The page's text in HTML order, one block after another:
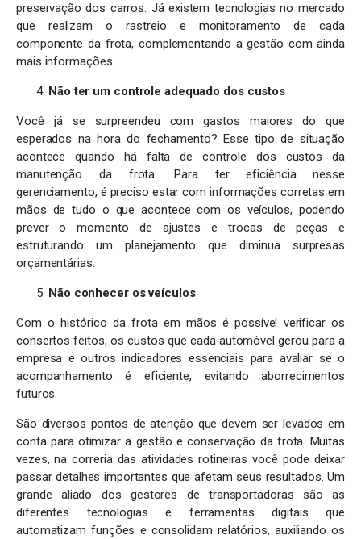
preservação dos carros. Já existem tecnologias no mercado
que realizam o rastreio e monitoramento de cada
componente da frota, complementando a gestão com ainda
mais informações.
Não ter um controle adequado dos custos
Você já se surpreendeu com gastos maiores do que
esperados na hora do fechamento? Esse tipo de situação
acontece quando há falta de controle dos custos da
manutenção da frota. Para ter eficiência nesse
gerenciamento, é preciso estar com informações corretas em
mãos de tudo o que acontece com os veículos, podendo
prever o momento de ajustes e trocas de peças e
estruturando um planejamento que diminua surpresas
orçamentárias.
Não conhecer os veículos
Com o histórico da frota em mãos é possível verificar os
consertos feitos, os custos que cada automóvel gerou para a
empresa e outros indicadores essenciais para avaliar se o
acompanhamento é eficiente, evitando aborrecimentos
futuros.
São diversos pontos de atenção que devem ser levados em
conta para otimizar a gestão e conservação da frota. Muitas
vezes, na correria das atividades rotineiras você pode deixar
passar detalhes importantes que afetam seus resultados. Um
grande aliado dos gestores de transportadoras são as
diferentes tecnologias e ferramentas digitais que
automatizam funções e consolidam relatórios, auxiliando os